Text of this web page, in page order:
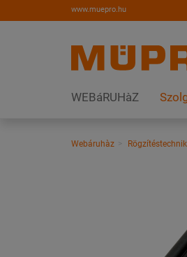
www.muepro.hu
WEBáRUHàZ
Webáruhàz